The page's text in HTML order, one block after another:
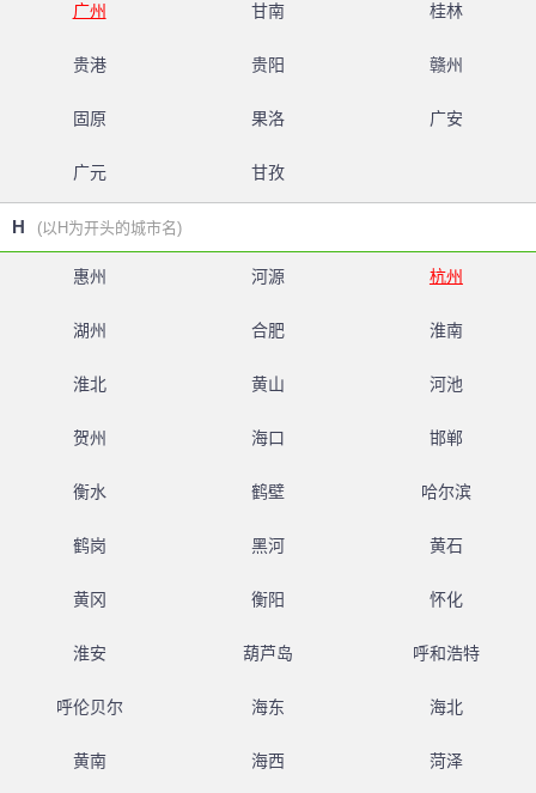
广州 甘南 桂林
贵港 贵阳 赣州
固原 果洛 广安
广元 甘孜
H (以H为开头的城市名)
惠州 河源 杭州
湖州 合肥 淮南
淮北 黄山 河池
贺州 海口 邯郸
衡水 鹤壁 哈尔滨
鹤岗 黑河 黄石
黄冈 衡阳 怀化
淮安 葫芦岛 呼和浩特
呼伦贝尔 海东 海北
黄南 海西 菏泽